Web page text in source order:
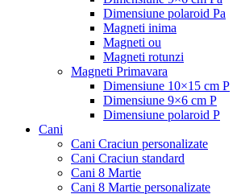
Dimensiune polaroid Pa
Magneti inima
Magneti ou
Magneti rotunzi
Magneti Primavara
Dimensiune 10×15 cm P
Dimensiune 9×6 cm P
Dimensiune polaroid P
Cani
Cani Craciun personalizate
Cani Craciun standard
Cani 8 Martie
Cani 8 Martie personalizate